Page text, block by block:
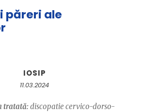
păreri ale
IOSIP
11.03.2024
tratată: discopatie cervico-dorso-